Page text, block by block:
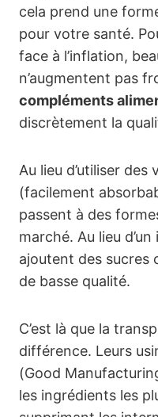
cela prend une
pour votre santé.
face à l’inflation,
n’augmentent pas
compléments
discrètement la
Au lieu d’utiliser
(facilement
passent à des
marché. Au lieu
ajoutent des sucres
de basse qualité.
C’est là que la
différence. Leurs
(Good
les ingrédients les